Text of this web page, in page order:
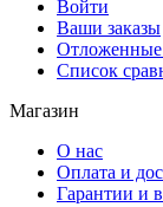
Войти
Ваши заказы
Отложенные
Список
Магазин
О нас
Оплата и
Гарантии и